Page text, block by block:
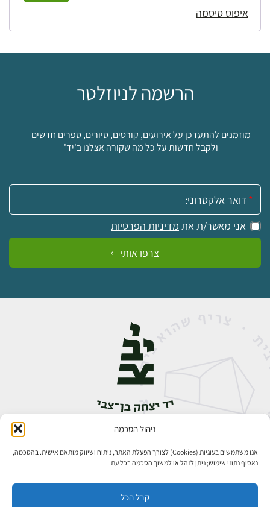
ניהול הסכמה
אנו משתמשים בעוגיות (Cookies) לצורך הפעלת האתר, ניתוח ושיווק מותאם אישית. בהסכמה,
נאסוף נתוני שימוש; ניתן לנהל או למשוך הסכמה בכל עת.
קבל הכל
איפוס סיסמה
הרשמה לניוזלטר
מוזמנים להתעדכן על אירועים, קורסים, סיורים, ספרים חדשים
ולקבל חדשות על כל מה שקורה אצלנו ב'יד'
אימייל:
אני מאשר/ת את מדיניות הפרטיות
צרפו אותי
אבן גבירול 14, רחביה, ירושלים